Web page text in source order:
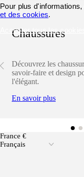
Chaussures
Découvrez les
savoir-faire et design
l'élégant.
En savoir plus
France €
Français
Pour plus
et des cookies.
Accepter tous les cookies